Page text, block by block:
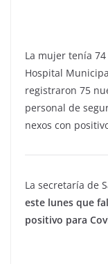
La mujer tenía
Hospital
registraron 75
personal de
nexos con
La secretaría de
este lunes que
positivo para